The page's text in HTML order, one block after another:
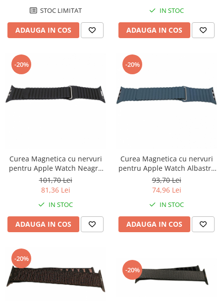
STOC LIMITAT
ADAUGA IN COS
IN STOC
ADAUGA IN COS
-20%
Curea Magnetica cu nervuri
pentru Apple Watch Neagra
42/44/45mm
101,70 Lei
81,36 Lei
IN STOC
ADAUGA IN COS
-20%
Curea Magnetica cu nervuri
pentru Apple Watch Albastra
42mm
93,70 Lei
74,96 Lei
IN STOC
ADAUGA IN COS
-20%
-20%